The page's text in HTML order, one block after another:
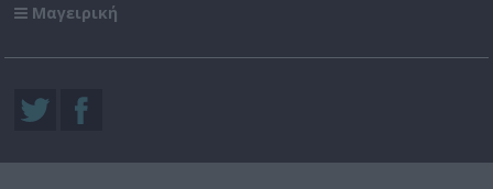
Μαγειρική